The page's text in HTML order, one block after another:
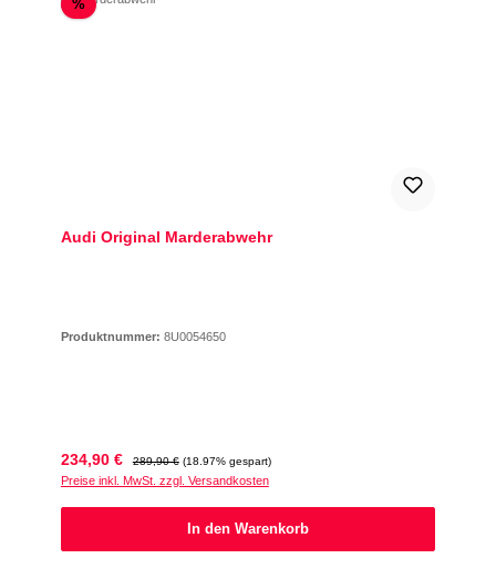
%
Audi Original Marderabwehr
Produktnummer: 8U0054650
Verkaufspreis:
234,90 € Regulärer Preis:
289,90 € (18.97% gespart)
Preise inkl. MwSt. zzgl. Versandkosten
In den Warenkorb